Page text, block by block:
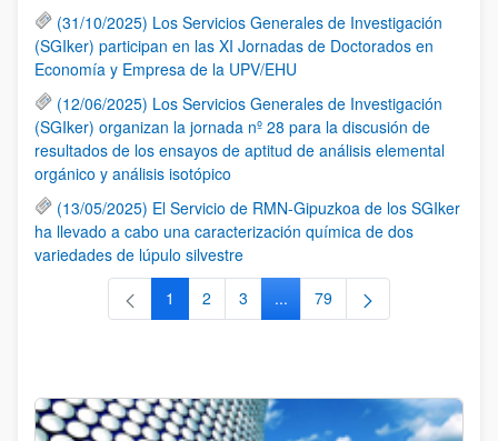
(31/10/2025) Los Servicios Generales de Investigación
(SGIker) participan en las XI Jornadas de Doctorados en
Economía y Empresa de la UPV/EHU
(12/06/2025) Los Servicios Generales de Investigación
(SGIker) organizan la jornada nº 28 para la discusión de
resultados de los ensayos de aptitud de análisis elemental
orgánico y análisis isotópico
(13/05/2025) El Servicio de RMN-Gipuzkoa de los SGIker
ha llevado a cabo una caracterización química de dos
variedades de lúpulo silvestre
Página
1 Página
2 Página
3 ...Páginas intermedias Use TAB
Página
79